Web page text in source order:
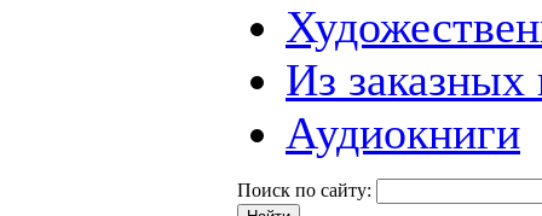
Из заказных
Аудиокниги
Поиск по сайту: